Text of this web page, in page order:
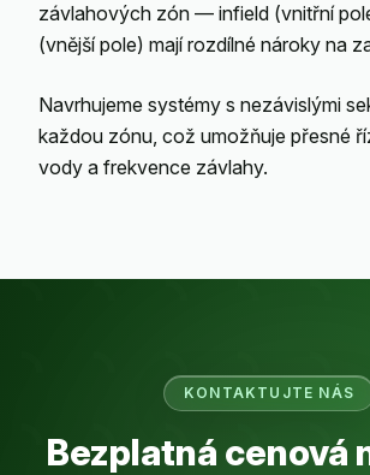
závlahových zón — infield (vnitřní
(vnější pole) mají rozdílné nároky na
Navrhujeme systémy s nezávislými
každou zónu, což umožňuje přesné
vody a frekvence závlahy.
KONTAKTUJTE NÁS
Bezplatná cenová